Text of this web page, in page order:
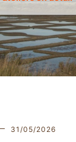
31/05/2026